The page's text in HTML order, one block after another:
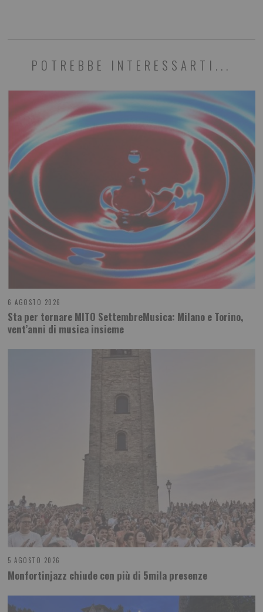
POTREBBE INTERESSARTI...
6 AGOSTO 2026
Sta per tornare MITO SettembreMusica: Milano e Torino,
vent’anni di musica insieme
5 AGOSTO 2026
Monfortinjazz chiude con più di 5mila presenze